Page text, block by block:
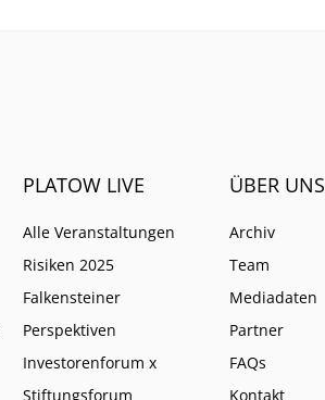
PLATOW LIVE
Alle Veranstaltungen
Risiken 2025
Falkensteiner
Perspektiven
Investorenforum x
Stiftungsforum
ÜBER UNS
Archiv
Team
Mediadaten
Partner
FAQs
Kontakt